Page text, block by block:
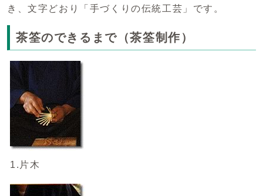
き、文字どおり「手づくりの伝統工芸」です。
茶筌のできるまで（茶筌制作）
1.片木